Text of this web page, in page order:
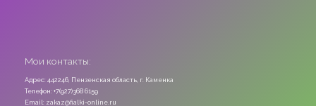
Мои контакты:
Адрес: 442246, Пензенская область, г. Каменка
Телефон: +7(927)368 6159
Email: zakaz@fialki-online.ru